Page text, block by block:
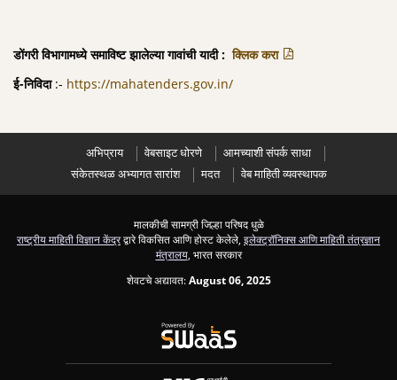
डोंगरी विभागामध्ये समाविष्ट झालेल्या गावांची यादी :क्लिक करा
ई-निविदा:- https://mahatenders.gov.in/
अभिप्राय वेबसाइट धोरणे
आमच्याशी संपर्क साधा
संकेतस्थळ अभ्यागत सारांश
मदत वेब माहिती व्यवस्थापक
मालकीची सामग्री जिल्हा परिषद धुळे
राष्ट्रीय माहिती विज्ञान केंद्रद्वारे विकसित आणि होस्ट केलेले, इलेक्ट्रॉनिक्स आणि माहिती तंत्रज्ञान
मंत्रालय, भारत सरकार
शेवटचे अद्यावत:August 06, 2025